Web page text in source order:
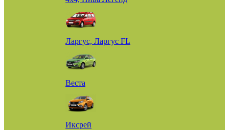
Ларгус, Ларгус FL
Веста
Иксрей